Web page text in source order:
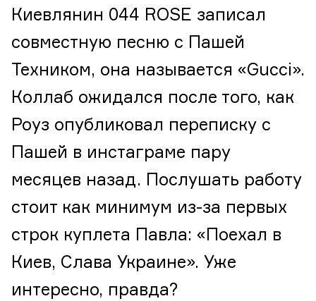
Киевлянин 044 ROSE записал
совместную песню с Пашей
Техником, она называется «Gucci».
Коллаб ожидался после того, как
Роуз опубликовал переписку с
Пашей в инстаграме пару
месяцев назад. Послушать работу
стоит как минимум из-за первых
строк куплета Павла: «Поехал в
Киев, Слава Украине». Уже
интересно, правда?